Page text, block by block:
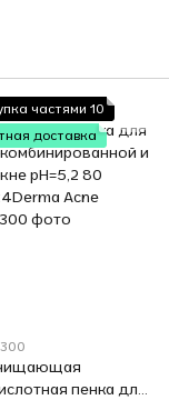
частями 10
доставка
пенка для